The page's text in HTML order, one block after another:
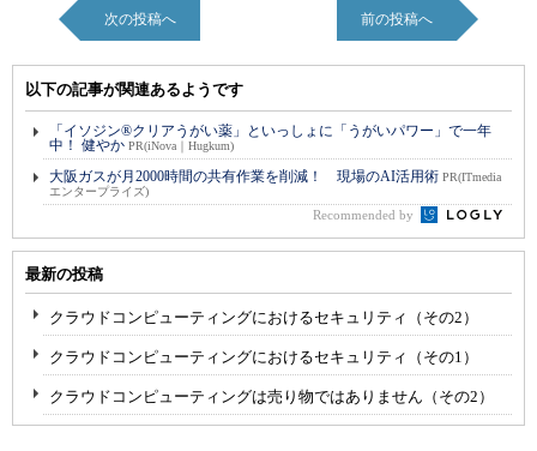
次の投稿へ 前の投稿へ
以下の記事が関連あるようです
「イソジン®クリアうがい薬」といっしょに「うがいパワー」で一年
中！ 健やか PR(iNova｜Hugkum)
大阪ガスが月2000時間の共有作業を削減！ 現場のAI活用術 PR(ITmedia
エンタープライズ)
Recommended by
最新の投稿
クラウドコンピューティングにおけるセキュリティ（その2）
クラウドコンピューティングにおけるセキュリティ（その1）
クラウドコンピューティングは売り物ではありません（その2）